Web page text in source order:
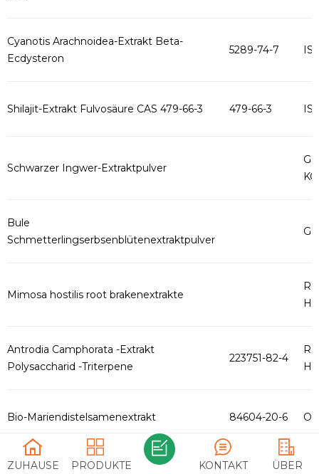
Cyanotis Arachnoidea-Extrakt Beta-
Ecdysteron
5289-74-7
Shilajit-Extrakt Fulvosäure CAS 479-66-3 479-66-3
Schwarzer Ingwer-Extraktpulver
Bule
Schmetterlingserbsenblütenextraktpulver
Mimosa hostilis root brakenextrakte
Antrodia Camphorata -Extrakt
Polysaccharid -Triterpene
223751-82-4
Bio-Mariendistelsamenextrakt 84604-20-6
Garcinia Combogia Pflanzenextraktpulver
ZUHAUSE PRODUKTE ÜBER
KONTAKT